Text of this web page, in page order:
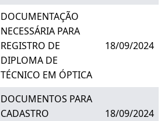
DOCUMENTAÇÃO
NECESSÁRIA PARA
REGISTRO DE
DIPLOMA DE
TÉCNICO EM ÓPTICA
18/09/2024
DOCUMENTOS PARA
CADASTRO
18/09/2024